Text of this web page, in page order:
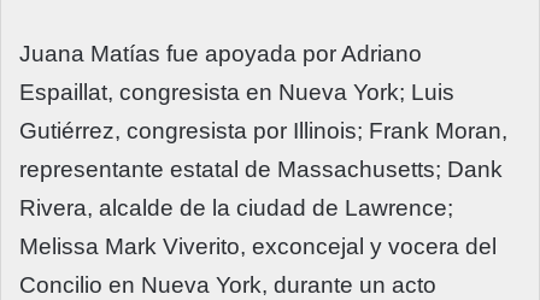
Juana Matías fue apoyada por Adriano
Espaillat, congresista en Nueva York; Luis
Gutiérrez, congresista por Illinois; Frank Moran,
representante estatal de Massachusetts; Dank
Rivera, alcalde de la ciudad de Lawrence;
Melissa Mark Viverito, exconcejal y vocera del
Concilio en Nueva York, durante un acto